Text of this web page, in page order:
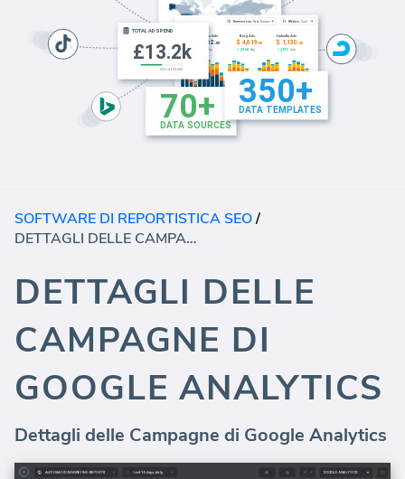
SOFTWARE DI REPORTISTICA SEO/
DETTAGLI DELLE CAMPAGNE DI GOOGLE ANALYTICS
DETTAGLI DELLE
CAMPAGNE DI
GOOGLE ANALYTICS
Dettagli delle Campagne di Google Analytics